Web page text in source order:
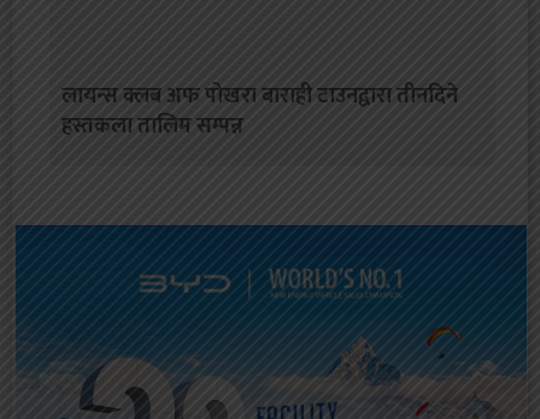
लायन्स क्लब अफ पोखरा बाराही टाउनद्वारा तीनदिने
हस्तकला तालिम सम्पन्न